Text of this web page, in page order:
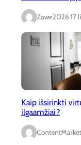
Zawe2026 17
Kaip išsirinkti
ilgaamžiai?